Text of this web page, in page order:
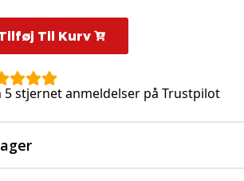
Til Kurv
5 stjernet anmeldelser på Trustpilot